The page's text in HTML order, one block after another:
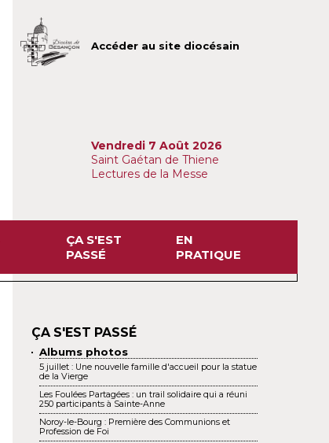
Accéder au site diocésain
Vendredi 7 Août 2026
Saint Gaétan de Thiene
Lectures de la Messe
ÇA S'EST
PASSÉ
EN
PRATIQUE
ÇA S'EST PASSÉ
Albums photos
5 juillet : Une nouvelle famille d'accueil pour la statue
de la Vierge
Les Foulées Partagées : un trail solidaire qui a réuni
250 participants à Sainte-Anne
Noroy-le-Bourg : Première des Communions et
Profession de Foi